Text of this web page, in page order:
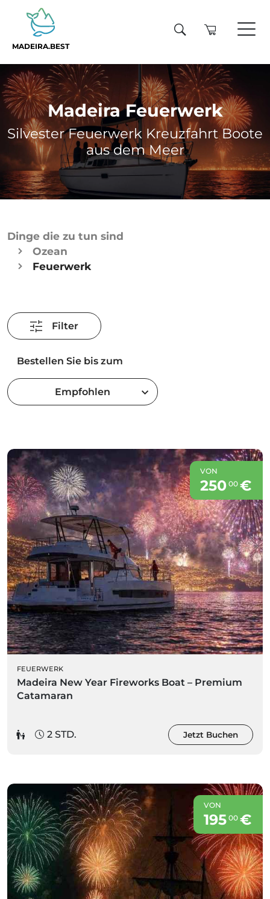
MADEIRA.BEST
Madeira Feuerwerk
Silvester Feuerwerk Kreuzfahrt Boote
aus dem Meer
Dinge die zu tun sind
Ozean
Feuerwerk
Filter
Bestellen Sie bis zum
Empfohlen
VON
250 00€
FEUERWERK
Madeira New Year Fireworks Boat – Premium
Catamaran
2 STD. Jetzt Buchen
VON
195 00€